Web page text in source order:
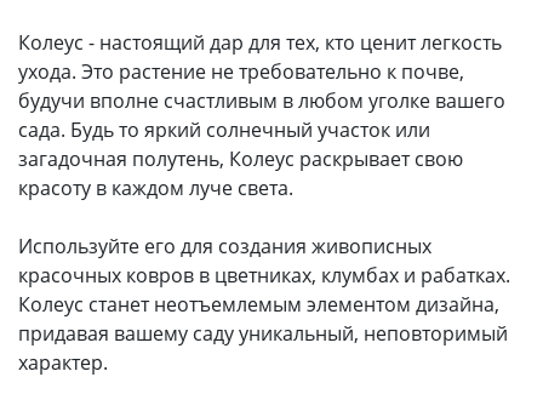
Колеус - настоящий дар для тех, кто ценит легкость
ухода. Это растение не требовательно к почве,
будучи вполне счастливым в любом уголке вашего
сада. Будь то яркий солнечный участок или
загадочная полутень, Колеус раскрывает свою
красоту в каждом луче света.
Используйте его для создания живописных
красочных ковров в цветниках, клумбах и рабатках.
Колеус станет неотъемлемым элементом дизайна,
придавая вашему саду уникальный, неповторимый
характер.